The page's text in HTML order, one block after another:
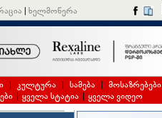
| ხელმოწერა
| კულტურა | სამება | მოსაზრებები
| ყველა სტატია | ყველა ვიდეო